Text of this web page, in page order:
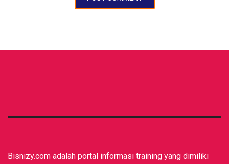
Bisnizy.com adalah portal informasi training yang dimiliki